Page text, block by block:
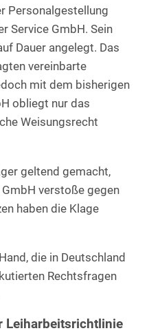
Personalgestellung
Service GmbH. Sein
Dauer angelegt. Das
vereinbarte
mit dem bisherigen
obliegt nur das
Weisungsrecht
geltend gemacht,
verstoße gegen
haben die Klage
die in Deutschland
Rechtsfragen
Leiharbeitsrichtlinie